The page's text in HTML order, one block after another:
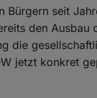
Bürgern seit
den Ausbau
die
jetzt konkret